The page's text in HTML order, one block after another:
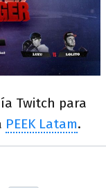
Twitch para
PEEK Latam.